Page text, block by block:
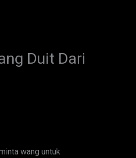
Duit Dari
wang untuk